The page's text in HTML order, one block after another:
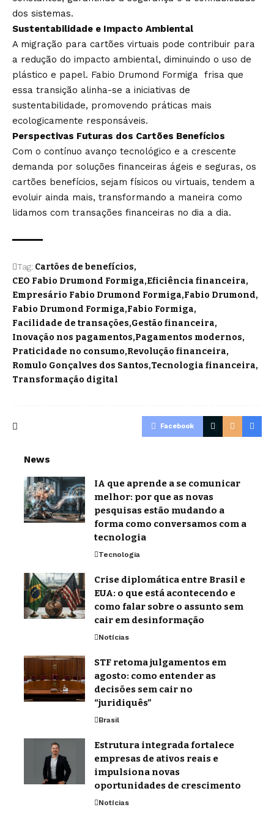
dos sistemas.
Sustentabilidade e Impacto Ambiental
A migração para cartões virtuais pode contribuir para
a redução do impacto ambiental, diminuindo o uso de
plástico e papel. Fabio Drumond Formiga frisa que
essa transição alinha-se a iniciativas de
sustentabilidade, promovendo práticas mais
ecologicamente responsáveis.
Perspectivas Futuras dos Cartões Benefícios
Com o contínuo avanço tecnológico e a crescente
demanda por soluções financeiras ágeis e seguras, os
cartões benefícios, sejam físicos ou virtuais, tendem a
evoluir ainda mais, transformando a maneira como
lidamos com transações financeiras no dia a dia.
Tag: Cartões de benefícios
CEO Fabio Drumond Formiga Eficiência financeira
Empresário Fabio Drumond Formiga Fabio Drumond
Fabio Drumond Formiga Fabio Formiga
Facilidade de transações Gestão financeira
Inovação nos pagamentos Pagamentos modernos
Praticidade no consumo Revolução financeira
Romulo Gonçalves dos Santos Tecnologia financeira
Transformação digital
Facebook
News
IA que aprende a se comunicar
melhor: por que as novas
pesquisas estão mudando a
forma como conversamos com a
tecnologia
Tecnologia
Crise diplomática entre Brasil e
EUA: o que está acontecendo e
como falar sobre o assunto sem
cair em desinformação
Notícias
STF retoma julgamentos em
agosto: como entender as
decisões sem cair no
“juridiquês”
Brasil
Estrutura integrada fortalece
empresas de ativos reais e
impulsiona novas
oportunidades de crescimento
Notícias